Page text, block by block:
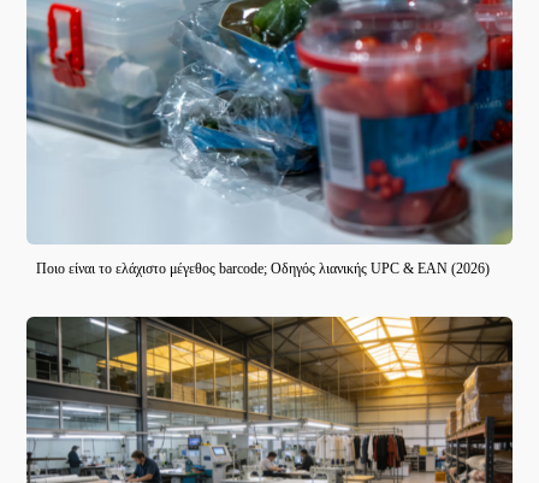
Ποιο είναι το ελάχιστο μέγεθος barcode; Οδηγός λιανικής UPC & EAN (2026)